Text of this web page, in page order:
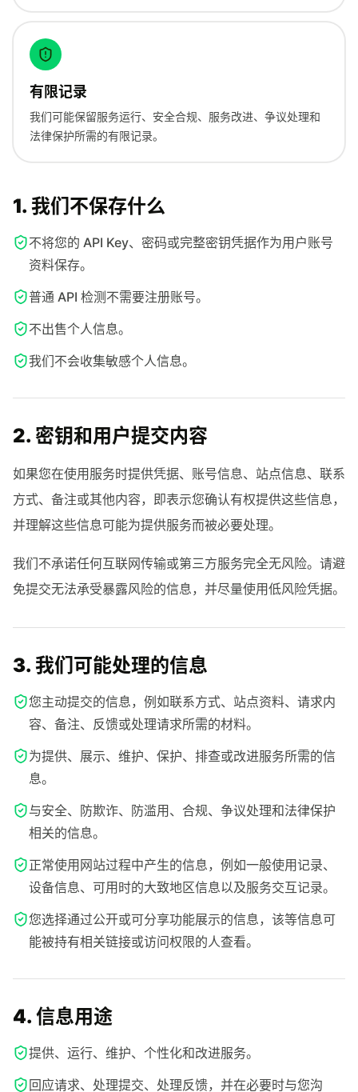
有限记录
我们可能保留服务运行、安全合规、服务改进、争议处理和
法律保护所需的有限记录。
1. 我们不保存什么
不将您的 API Key、密码或完整密钥凭据作为用户账号
资料保存。
普通 API 检测不需要注册账号。
不出售个人信息。
我们不会收集敏感个人信息。
2. 密钥和用户提交内容
如果您在使用服务时提供凭据、账号信息、站点信息、联系
方式、备注或其他内容，即表示您确认有权提供这些信息，
并理解这些信息可能为提供服务而被必要处理。
我们不承诺任何互联网传输或第三方服务完全无风险。请避
免提交无法承受暴露风险的信息，并尽量使用低风险凭据。
3. 我们可能处理的信息
您主动提交的信息，例如联系方式、站点资料、请求内
容、备注、反馈或处理请求所需的材料。
为提供、展示、维护、保护、排查或改进服务所需的信
息。
与安全、防欺诈、防滥用、合规、争议处理和法律保护
相关的信息。
正常使用网站过程中产生的信息，例如一般使用记录、
设备信息、可用时的大致地区信息以及服务交互记录。
您选择通过公开或可分享功能展示的信息，该等信息可
能被持有相关链接或访问权限的人查看。
4. 信息用途
提供、运行、维护、个性化和改进服务。
回应请求、处理提交、处理反馈，并在必要时与您沟